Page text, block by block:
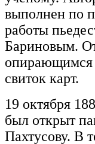
выполнен по
работы
Бариновым.
опирающимся
свиток карт.
19 октября
был открыт
Пахтусову. В